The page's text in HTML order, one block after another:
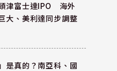
津富士達IPO 海外
大、美利達同步調整
是真的？南亞科、國